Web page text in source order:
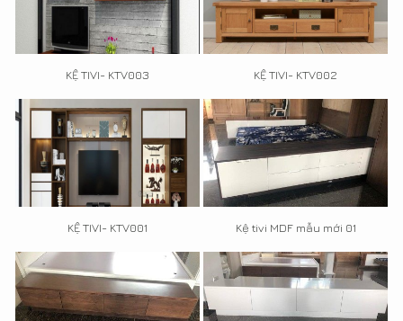
KỆ TIVI- KTV003 KỆ TIVI- KTV002
KỆ TIVI- KTV001 Kệ tivi MDF mẫu mới 01